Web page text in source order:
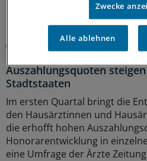
Umfrage unter KVen
Auszahlungsquoten
Stadtstaaten
Im ersten Quartal bringt die
den Hausärztinnen und
die erhofft hohen
Honorarentwicklung in
eine Umfrage der Ärzte
Zwecke
Alle ablehnen